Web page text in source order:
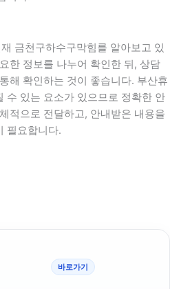
금천구하수구막힘를 알아보고 있
한 정보를 나누어 확인한 뒤, 상담
해 확인하는 것이 좋습니다. 부산휴
수 있는 요소가 있으므로 정확한 안
적으로 전달하고, 안내받은 내용을
필요합니다.
바로가기